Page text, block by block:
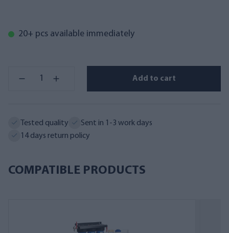
20+ pcs available immediately
Add to cart
Tested quality
Sent in 1-3 work days
14 days return policy
COMPATIBLE PRODUCTS